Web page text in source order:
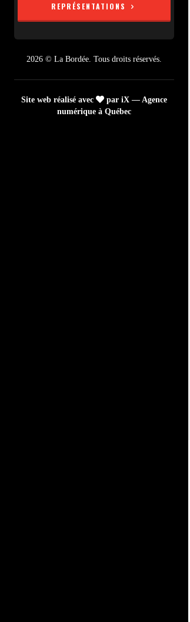
REPRÉSENTATIONS
2026 © La Bordée. Tous droits réservés.
Site web réalisé avec
par iX — Agence
numérique à Québec